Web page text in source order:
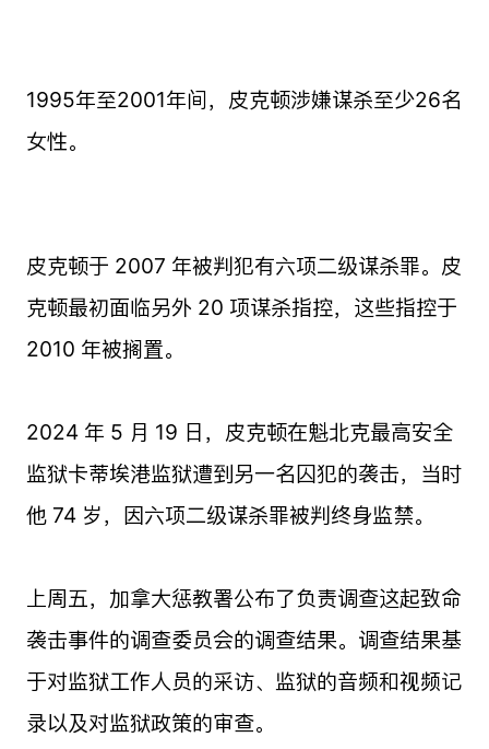
1995年至2001年间，皮克顿涉嫌谋杀至少26名
女性。
皮克顿于 2007 年被判犯有六项二级谋杀罪。皮
克顿最初面临另外 20 项谋杀指控，这些指控于
2010 年被搁置。
2024 年 5 月 19 日，皮克顿在魁北克最高安全
监狱卡蒂埃港监狱遭到另一名囚犯的袭击，当时
他 74 岁，因六项二级谋杀罪被判终身监禁。
上周五，加拿大惩教署公布了负责调查这起致命
袭击事件的调查委员会的调查结果。调查结果基
于对监狱工作人员的采访、监狱的音频和视频记
录以及对监狱政策的审查。